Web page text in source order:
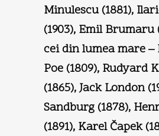
Minulescu (1881),
(1903), Emil
cei din lumea mare –
Poe (1809), Rudyard
(1865), Jack London
Sandburg (1878),
(1891), Karel Čapek